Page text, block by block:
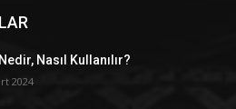
Nasıl Kullanılır?
2024